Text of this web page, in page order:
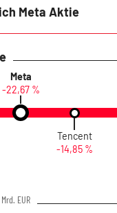
Meta Aktie
Meta
-22,67 %
Tencent
-14,85 %
Mrd. EUR